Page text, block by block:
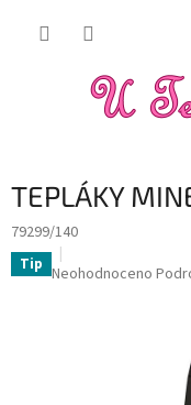
TEPLÁKY
79299/140
Tip Průměrné
Neohodnoceno